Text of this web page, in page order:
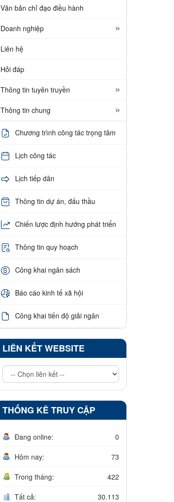
Văn bản chỉ đạo điều hành
Doanh nghiệp
Liên hệ
Hỏi đáp
Thông tin tuyên truyền
Thông tin chung
Chương trình công tác trọng tâm
Lịch công tác
Lịch tiếp dân
Thông tin dự án, đấu thầu
Chiến lược định hướng phát triển
Thông tin quy hoạch
Công khai ngân sách
Báo cáo kinh tế xã hội
Công khai tiến độ giải ngân
LIÊN KẾT WEBSITE
THỐNG KÊ TRUY CẬP
Đang online: 0
Hôm nay: 73
Trong tháng: 422
Tất cả: 30.113